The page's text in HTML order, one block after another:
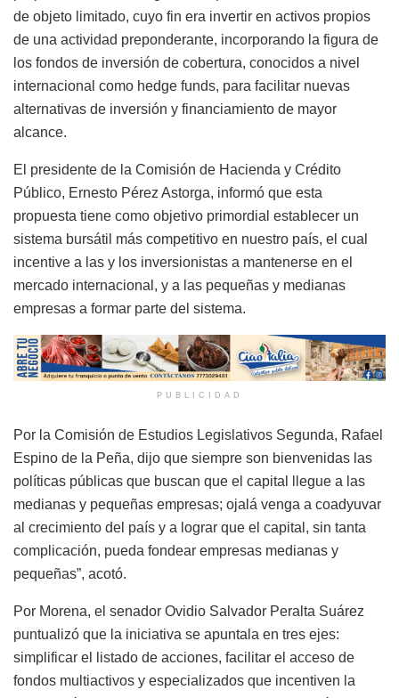
de objeto limitado, cuyo fin era invertir en activos propios
de una actividad preponderante, incorporando la figura de
los fondos de inversión de cobertura, conocidos a nivel
internacional como hedge funds, para facilitar nuevas
alternativas de inversión y financiamiento de mayor
alcance.
El presidente de la Comisión de Hacienda y Crédito
Público, Ernesto Pérez Astorga, informó que esta
propuesta tiene como objetivo primordial establecer un
sistema bursátil más competitivo en nuestro país, el cual
incentive a las y los inversionistas a mantenerse en el
mercado internacional, y a las pequeñas y medianas
empresas a formar parte del sistema.
PUBLICIDAD
Por la Comisión de Estudios Legislativos Segunda, Rafael
Espino de la Peña, dijo que siempre son bienvenidas las
políticas públicas que buscan que el capital llegue a las
medianas y pequeñas empresas; ojalá venga a coadyuvar
al crecimiento del país y a lograr que el capital, sin tanta
complicación, pueda fondear empresas medianas y
pequeñas”, acotó.
Por Morena, el senador Ovidio Salvador Peralta Suárez
puntualizó que la iniciativa se apuntala en tres ejes:
simplificar el listado de acciones, facilitar el acceso de
fondos multiactivos y especializados que incentiven la